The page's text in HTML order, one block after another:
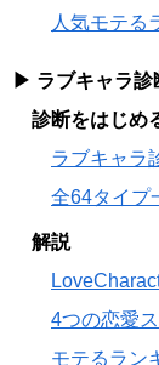
人気モテる
▶ ラブキャラ診
診断をはじめ
ラブキャラ
全64タイプ
解説
4つの恋愛
モテるラン